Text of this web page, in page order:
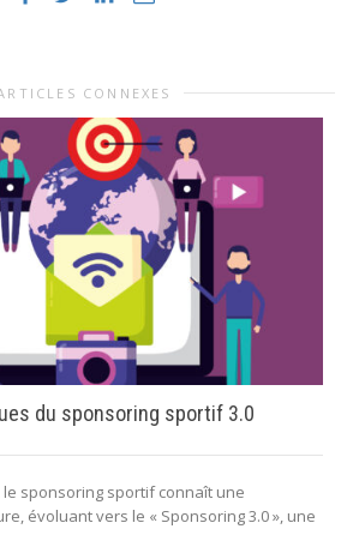
CONNEXES
du sponsoring sportif 3.0
le sponsoring sportif connaît une
évoluant vers le « Sponsoring 3.0 », une